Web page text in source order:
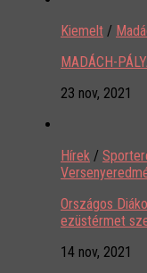
Kiemelt /
MADÁCH-
23 nov, 2021
Hírek /
Országos
ezüstérmet
14 nov, 2021